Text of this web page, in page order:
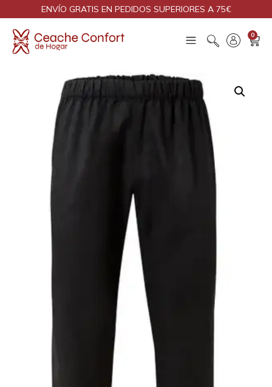
ENVÍO GRATIS EN PEDIDOS SUPERIORES A 75€
0